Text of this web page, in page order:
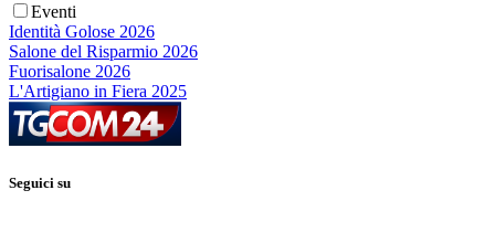
Eventi
Identità Golose 2026
Salone del Risparmio 2026
Fuorisalone 2026
L'Artigiano in Fiera 2025
Seguici su